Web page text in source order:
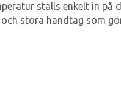
ställs enkelt in på
stora handtag som